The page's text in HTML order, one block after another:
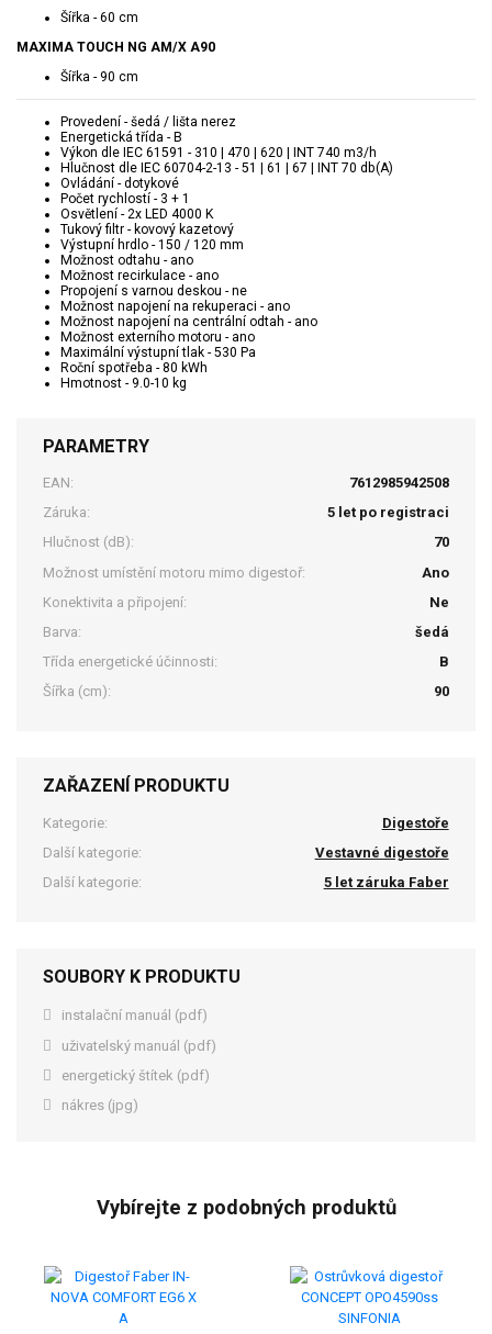
Šířka - 60 cm
MAXIMA TOUCH NG AM/X A90
Šířka - 90 cm
Provedení - šedá / lišta nerez
Energetická třída - B
Výkon dle IEC 61591 - 310 | 470 | 620 | INT 740 m3/h
Hlučnost dle IEC 60704-2-13 - 51 | 61 | 67 | INT 70 db(A)
Ovládání - dotykové
Počet rychlostí - 3 + 1
Osvětlení - 2x LED 4000 K
Tukový filtr - kovový kazetový
Výstupní hrdlo - 150 / 120 mm
Možnost odtahu - ano
Možnost recirkulace - ano
Propojení s varnou deskou - ne
Možnost napojení na rekuperaci - ano
Možnost napojení na centrální odtah - ano
Možnost externího motoru - ano
Maximální výstupní tlak - 530 Pa
Roční spotřeba - 80 kWh
Hmotnost - 9.0-10 kg
PARAMETRY
EAN:
7612985942508
Záruka:
5 let po registraci
Hlučnost (dB):
70
Možnost umístění motoru mimo digestoř:
Ano
Konektivita a připojení:
Ne
Barva:
šedá
Třída energetické účinnosti:
B
Šířka (cm):
90
ZAŘAZENÍ PRODUKTU
Kategorie:
Digestoře
Další kategorie:
Vestavné digestoře
Další kategorie:
5 let záruka Faber
SOUBORY K PRODUKTU
instalační manuál (pdf)
uživatelský manuál (pdf)
energetický štítek (pdf)
nákres (jpg)
Vybírejte z podobných produktů